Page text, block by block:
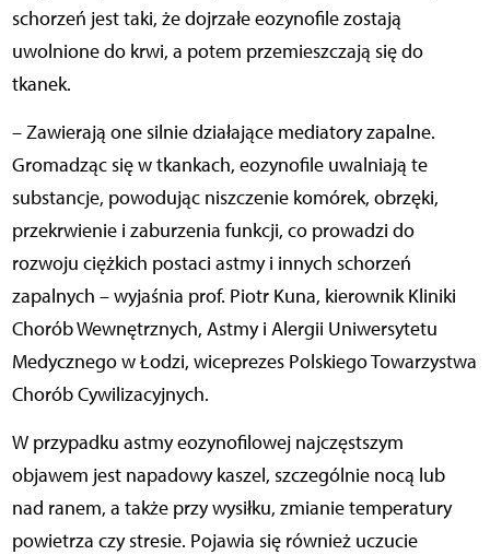
schorzeń jest taki, że dojrzałe eozynofile zostają
uwolnione do krwi, a potem przemieszczają się do
tkanek.
– Zawierają one silnie działające mediatory zapalne.
Gromadząc się w tkankach, eozynofile uwalniają te
substancje, powodując niszczenie komórek, obrzęki,
przekrwienie i zaburzenia funkcji, co prowadzi do
rozwoju ciężkich postaci astmy i innych schorzeń
zapalnych – wyjaśnia prof. Piotr Kuna, kierownik Kliniki
Chorób Wewnętrznych, Astmy i Alergii Uniwersytetu
Medycznego w Łodzi, wiceprezes Polskiego Towarzystwa
Chorób Cywilizacyjnych.
W przypadku astmy eozynofilowej najczęstszym
objawem jest napadowy kaszel, szczególnie nocą lub
nad ranem, a także przy wysiłku, zmianie temperatury
powietrza czy stresie. Pojawia się również uczucie